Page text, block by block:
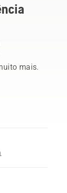
mais.